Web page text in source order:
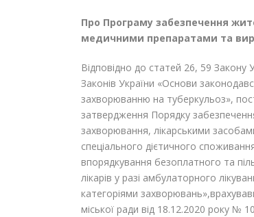
Про Програму забезпечення
медичними препаратами та
Відповідно до статей 26, 59 Закону
Законів України «Основи
захворюванню на туберкульоз»,
затвердження Порядку
захворювання, лікарськими
спеціального дієтичного
впорядкування безоплатного та
лікарів у разі амбулаторного
категоріями
міської ради від 18.12.2020 року №